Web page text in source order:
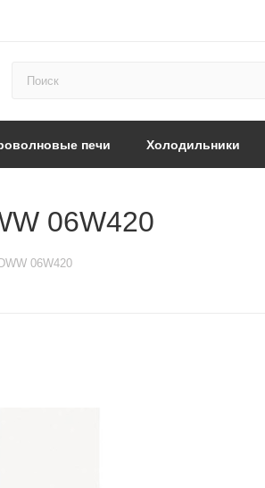
печи Холодильники
06W420
06W420